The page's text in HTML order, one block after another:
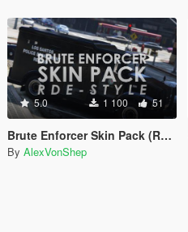
5.0 1 100 51
Brute Enforcer Skin Pack (RDE-style)
By AlexVonShep